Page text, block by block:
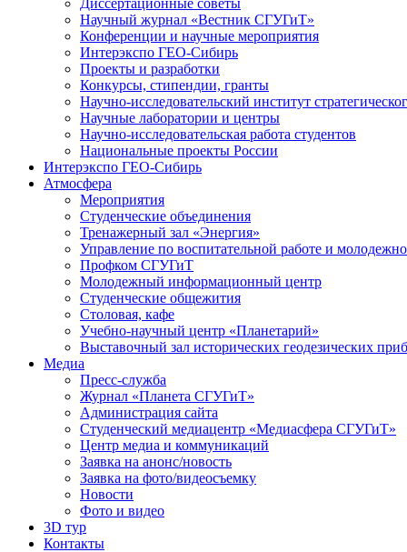
Диссертационные советы
Научный журнал «Вестник СГУГиТ»
Конференции и научные мероприятия
Интерэкспо ГЕО-Сибирь
Проекты и разработки
Конкурсы, стипендии, гранты
Научно-исследовательский институт
Научные лаборатории и центры
Научно-исследовательская работа студентов
Национальные проекты России
Интерэкспо ГЕО-Сибирь
Атмосфера
Мероприятия
Студенческие объединения
Тренажерный зал «Энергия»
Управление по воспитательной работе и
Профком СГУГиТ
Молодежный информационный центр
Студенческие общежития
Столовая, кафе
Учебно-научный центр «Планетарий»
Выставочный зал исторических геодезических
Медиа
Пресс-служба
Журнал «Планета СГУГиТ»
Администрация сайта
Студенческий медиацентр «Медиасфера СГУГиТ»
Центр медиа и коммуникаций
Заявка на анонс/новость
Заявка на фото/видеосъемку
Новости
Фото и видео
3D тур
Контакты